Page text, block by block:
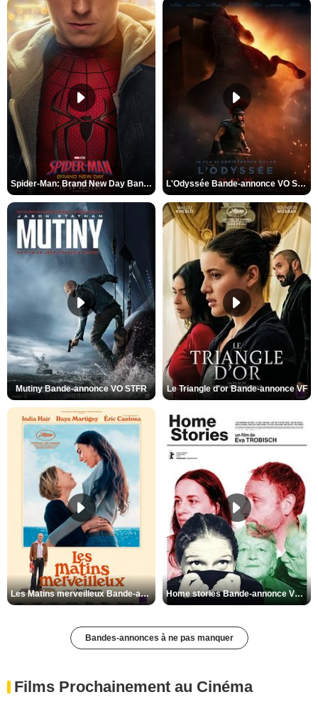
Spider-Man: Brand New Day Bande-annonce VO STFR L'Odyssée Bande-annonce VO STFR
Mutiny Bande-annonce VO STFR Le Triangle d'or Bande-annonce VF
Les Matins merveilleux Bande-annonce VF Home stories Bande-annonce VO STFR
Bandes-annonces à ne pas manquer
Films Prochainement au Cinéma